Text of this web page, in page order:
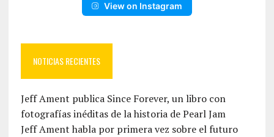
View on Instagram
NOTICIAS RECIENTES
Jeff Ament publica Since Forever, un libro con
fotografías inéditas de la historia de Pearl Jam
Jeff Ament habla por primera vez sobre el futuro